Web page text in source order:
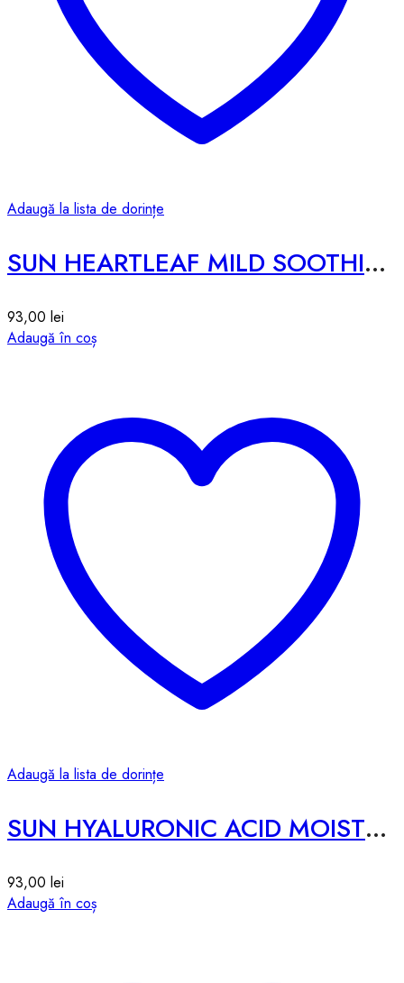
Adaugă la lista de dorințe
SUN HEARTLEAF MILD SOOTHING – 50g
93,00 lei
Adaugă în coș
Adaugă la lista de dorințe
SUN HYALURONIC ACID MOISTURIZING – 50g
93,00 lei
Adaugă în coș